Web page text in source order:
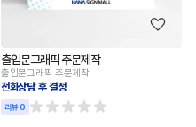
출입문그래픽 주문제작
출입문그래픽 주문제작
전화상담 후 결정
리뷰 0